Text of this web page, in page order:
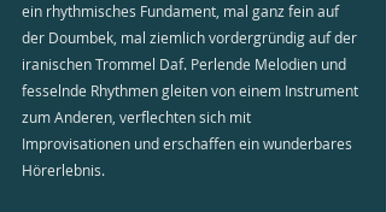
ein rhythmisches Fundament, mal ganz fein auf
der Doumbek, mal ziemlich vordergründig auf der
iranischen Trommel Daf. Perlende Melodien und
fesselnde Rhythmen gleiten von einem Instrument
zum Anderen, verflechten sich mit
Improvisationen und erschaffen ein wunderbares
Hörerlebnis.